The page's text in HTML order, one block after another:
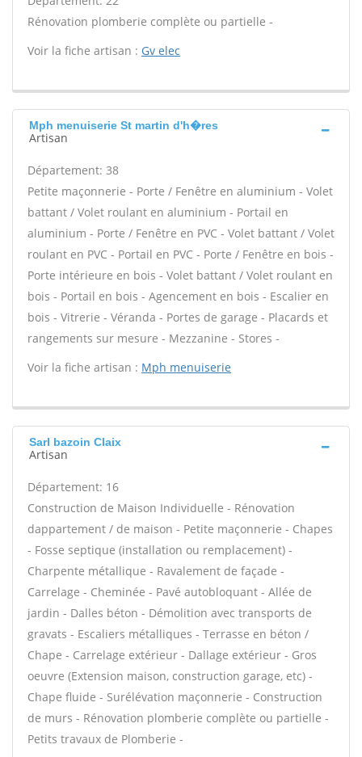
Rénovation plomberie complète ou partielle -
Voir la fiche artisan : Gv elec
Mph menuiserie St martin d'h�res
Artisan
Département: 38
Petite maçonnerie - Porte / Fenêtre en aluminium - Volet
battant / Volet roulant en aluminium - Portail en
aluminium - Porte / Fenêtre en PVC - Volet battant / Volet
roulant en PVC - Portail en PVC - Porte / Fenêtre en bois -
Porte intérieure en bois - Volet battant / Volet roulant en
bois - Portail en bois - Agencement en bois - Escalier en
bois - Vitrerie - Véranda - Portes de garage - Placards et
rangements sur mesure - Mezzanine - Stores -
Voir la fiche artisan : Mph menuiserie
Sarl bazoin Claix
Artisan
Département: 16
Construction de Maison Individuelle - Rénovation
dappartement / de maison - Petite maçonnerie - Chapes
- Fosse septique (installation ou remplacement) -
Charpente métallique - Ravalement de façade -
Carrelage - Cheminée - Pavé autobloquant - Allée de
jardin - Dalles béton - Démolition avec transports de
gravats - Escaliers métalliques - Terrasse en béton /
Chape - Carrelage extérieur - Dallage extérieur - Gros
oeuvre (Extension maison, construction garage, etc) -
Chape fluide - Surélévation maçonnerie - Construction
de murs - Rénovation plomberie complète ou partielle -
Petits travaux de Plomberie -